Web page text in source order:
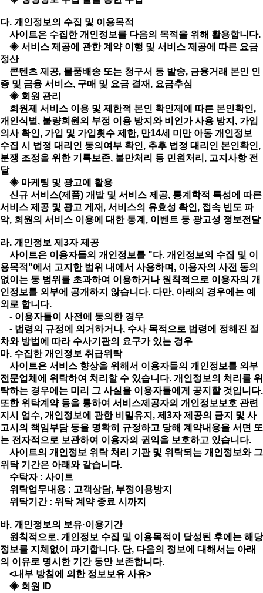
다. 개인정보의 수집 및 이용목적
사이트은 수집한 개인정보를 다음의 목적을 위해 활용합니다.
◈ 서비스 제공에 관한 계약 이행 및 서비스 제공에 따른 요금
정산
콘텐츠 제공, 물품배송 또는 청구서 등 발송, 금융거래 본인 인
증 및 금융 서비스, 구매 및 요금 결재, 요금추심
◈ 회원 관리
회원제 서비스 이용 및 제한적 본인 확인제에 따른 본인확인,
개인식별, 불량회원의 부정 이용 방지와 비인가 사용 방지, 가입
의사 확인, 가입 및 가입횟수 제한, 만14세 미만 아동 개인정보
수집 시 법정 대리인 동의여부 확인, 추후 법정 대리인 본인확인,
분쟁 조정을 위한 기록보존, 불만처리 등 민원처리, 고지사항 전
달
◈ 마케팅 및 광고에 활용
신규 서비스(제품) 개발 및 서비스 제공, 통계학적 특성에 따른
서비스 제공 및 광고 게재, 서비스의 유효성 확인, 접속 빈도 파
악, 회원의 서비스 이용에 대한 통계, 이벤트 등 광고성 정보전달
라. 개인정보 제3자 제공
사이트은 이용자들의 개인정보를 "다. 개인정보의 수집 및 이
용목적"에서 고지한 범위 내에서 사용하며, 이용자의 사전 동의
없이는 동 범위를 초과하여 이용하거나 원칙적으로 이용자의 개
인정보를 외부에 공개하지 않습니다. 다만, 아래의 경우에는 예
외로 합니다.
- 이용자들이 사전에 동의한 경우
- 법령의 규정에 의거하거나, 수사 목적으로 법령에 정해진 절
차와 방법에 따라 수사기관의 요구가 있는 경우
마. 수집한 개인정보 취급위탁
사이트은 서비스 향상을 위해서 이용자들의 개인정보를 외부
전문업체에 위탁하여 처리할 수 있습니다. 개인정보의 처리를 위
탁하는 경우에는 미리 그 사실을 이용자들에게 공지할 것입니다.
또한 위탁계약 등을 통하여 서비스제공자의 개인정보보호 관련
지시 엄수, 개인정보에 관한 비밀유지, 제3자 제공의 금지 및 사
고시의 책임부담 등을 명확히 규정하고 당해 계약내용을 서면 또
는 전자적으로 보관하여 이용자의 권익을 보호하고 있습니다.
사이트의 개인정보 위탁 처리 기관 및 위탁되는 개인정보와 그
위탁 기간은 아래와 같습니다.
수탁자 : 사이트
위탁업무내용 : 고객상담, 부정이용방지
위탁기간 : 위탁 계약 종료 시까지
바. 개인정보의 보유·이용기간
원칙적으로, 개인정보 수집 및 이용목적이 달성된 후에는 해당
정보를 지체없이 파기합니다. 단, 다음의 정보에 대해서는 아래
의 이유로 명시한 기간 동안 보존합니다.
<내부 방침에 의한 정보보유 사유>
◈ 회원 ID